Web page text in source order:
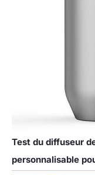
Test du diffuseur
personnalisable